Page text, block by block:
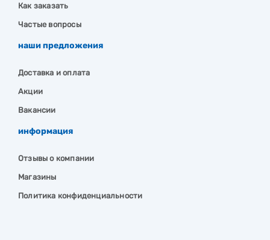
Как заказать
Частые вопросы
наши предложения
Доставка и оплата
Акции
Вакансии
информация
Отзывы о компании
Магазины
Политика конфиденциальности